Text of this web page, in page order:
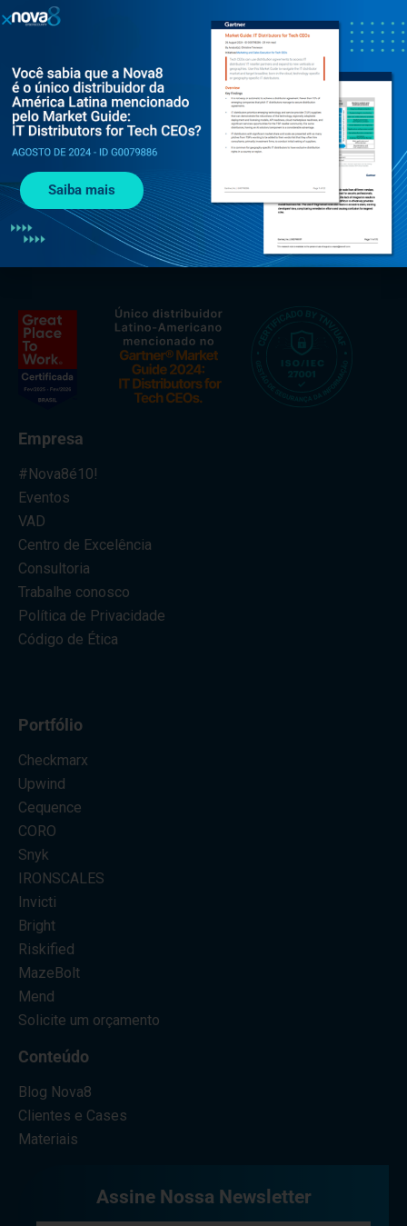
Al. Rio Negro, 585 - Torre Jaçarí - 13º andar Conjunto 134 -
Alphaville, Barueri - SP, 06454-000
+55 (11) 3375 0133
contato@nova8.com.br
Fale com a Nova8 pelo WhatsApp
Empresa
#Nova8é10!
Eventos
VAD
Centro de Excelência
Consultoria
Trabalhe conosco
Política de Privacidade
Código de Ética
Portfólio
Checkmarx
Upwind
Cequence
CORO
Snyk
IRONSCALES
Invicti
Bright
Riskified
MazeBolt
Mend
Solicite um orçamento
Conteúdo
Blog Nova8
Clientes e Cases
Materiais
Assine Nossa Newsletter
Saiba mais